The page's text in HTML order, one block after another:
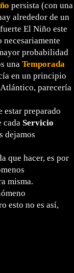
persista (con una
alrededor de un
El Niño este
probabilidad
una Temporada
en un principio
parecería
estar preparado
cada Servicio
dejamos
que hacer, es por
misma.
esto no es así,